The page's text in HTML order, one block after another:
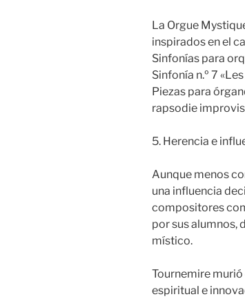
La Orgue
inspirados en el
Sinfonías para
Sinfonía n.º 7
Piezas para
rapsodie
5. Herencia e
Aunque menos
una influencia
compositores
por sus alumnos,
místico.
Tournemire
espiritual e